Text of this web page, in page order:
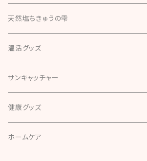
天然塩ちきゅうの雫
温活グッズ
サンキャッチャー
健康グッズ
ホームケア